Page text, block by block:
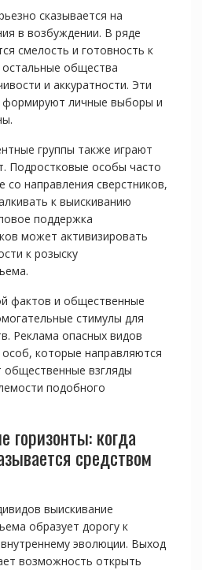
сказывается на
в возбуждении. В ряде
смелость и готовность к
остальные общества
и аккуратности. Эти
формируют личные выборы и
группы также играют
Подростковые особы часто
направления сверстников,
к выискиванию
поддержка
может активизировать
к розыску
фактов и общественные
стимулы для
Реклама опасных видов
которые направляются
общественные взгляды
подобного
горизонты: когда
средством
выискивание
образует дорогу к
эволюции. Выход
возможность открыть